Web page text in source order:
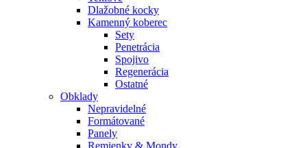
Dlažobné kocky
Kamenný koberec
Sety
Penetrácia
Spojivo
Regenerácia
Ostatné
Obklady
Nepravidelné
Formátované
Panely
Remienky & Mondy